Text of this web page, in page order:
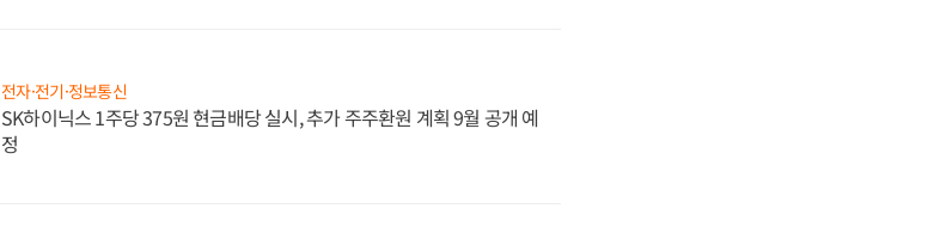
전자·전기·정보통신
SK하이닉스 1주당 375원 현금배당 실시, 추가 주주환원 계획 9월 공개 예
정